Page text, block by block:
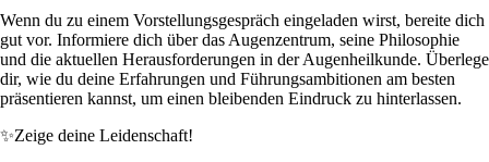
Wenn du zu einem Vorstellungsgespräch eingeladen wirst, bereite dich
gut vor. Informiere dich über das Augenzentrum, seine Philosophie
und die aktuellen Herausforderungen in der Augenheilkunde. Überlege
dir, wie du deine Erfahrungen und Führungsambitionen am besten
präsentieren kannst, um einen bleibenden Eindruck zu hinterlassen.
✨Zeige deine Leidenschaft!